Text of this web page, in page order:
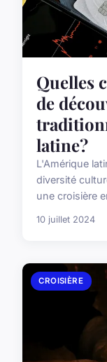
Quelles
de
latine?
L'Amérique
diversité
une croisière
10 juillet 2024
CROISIÈRE